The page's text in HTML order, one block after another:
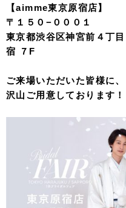
【aimme東京原宿店】
〒１５０−０００１
東京都渋谷区神宮前４丁
宿 ７F
ご来場いただいた皆様に
沢山ご用意しております！